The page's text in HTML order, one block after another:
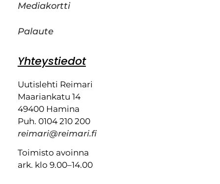
Mediakortti
Palaute
Yhteystiedot
Uutislehti Reimari
Maariankatu 14
49400 Hamina
Puh. 0104 210 200
reimari@reimari.fi
Toimisto avoinna
ark. klo 9.00–14.00